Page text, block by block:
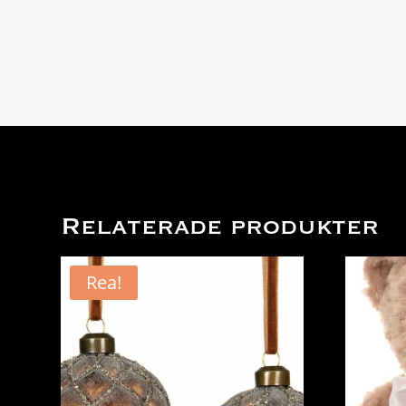
Relaterade produkter
Rea!